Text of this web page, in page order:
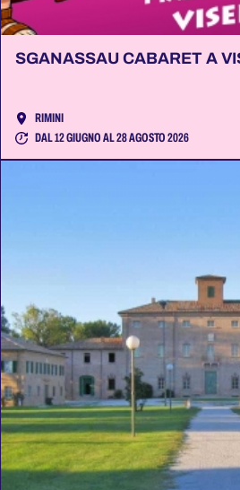
SGANASSAU CABARET A
RIMINI
DAL 12 GIUGNO AL 28 AGOSTO 2026